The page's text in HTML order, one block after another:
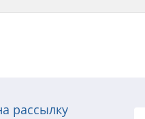
рассылку